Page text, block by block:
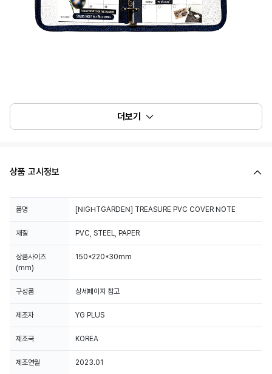
더보기
상품 고시정보
품명 [NIGHTGARDEN] TREASURE PVC COVER NOTE
재질 PVC, STEEL, PAPER
상품사이즈
(mm)
150*220*30mm
구성품 상세페이지 참고
제조자 YG PLUS
제조국 KOREA
제조연월 2023.01